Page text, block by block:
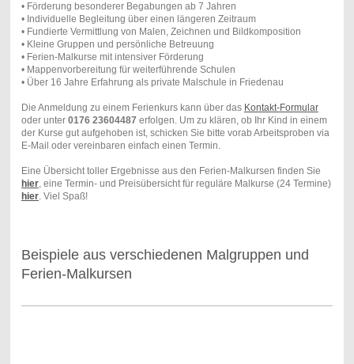
• Förderung besonderer Begabungen ab 7 Jahren
• Individuelle Begleitung über einen längeren Zeitraum
• Fundierte Vermittlung von Malen, Zeichnen und Bildkomposition
• Kleine Gruppen und persönliche Betreuung
• Ferien-Malkurse mit intensiver Förderung
• Mappenvorbereitung für weiterführende Schulen
• Über 16 Jahre Erfahrung als private Malschule in Friedenau
Die Anmeldung zu einem Ferienkurs kann über das Kontakt-Formular
oder unter 0176 23604487 erfolgen. Um zu klären, ob Ihr Kind in einem
der Kurse gut aufgehoben ist, schicken Sie bitte vorab Arbeitsproben via
E-Mail oder vereinbaren einfach einen Termin.
Eine Übersicht toller Ergebnisse aus den Ferien-Malkursen finden Sie
hier, eine Termin- und Preisübersicht für reguläre Malkurse (24 Termine)
hier. Viel Spaß!
Beispiele aus verschiedenen Malgruppen und
Ferien-Malkursen